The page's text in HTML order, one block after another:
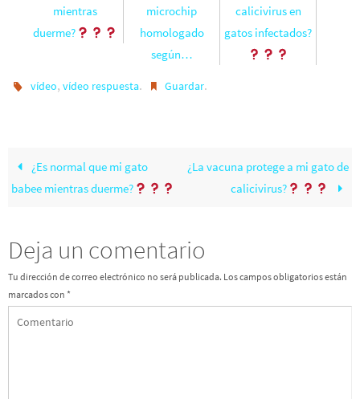
mientras
duerme?
microchip
homologado
según…
calicivirus en
gatos infectados?
vídeo,vídeo respuesta. Guardar.
¿Es normal que mi gato
babee mientras duerme?
¿La vacuna protege a mi gato de
calicivirus?
Deja un comentario
Tu dirección de correo electrónico no será publicada. Los campos obligatorios están
marcados con *